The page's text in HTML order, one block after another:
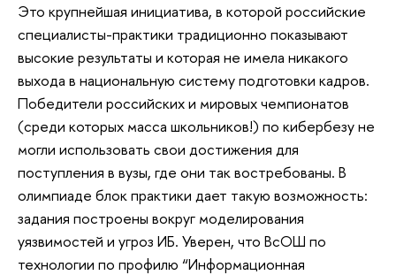
Это крупнейшая инициатива, в которой российские
специалисты-практики традиционно показывают
высокие результаты и которая не имела никакого
выхода в национальную систему подготовки кадров.
Победители российских и мировых чемпионатов
(среди которых масса школьников!) по кибербезу не
могли использовать свои достижения для
поступления в вузы, где они так востребованы. В
олимпиаде блок практики дает такую возможность:
задания построены вокруг моделирования
уязвимостей и угроз ИБ. Уверен, что ВсОШ по
технологии по профилю “Информационная